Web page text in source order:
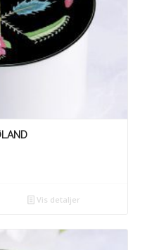
Vis detaljer